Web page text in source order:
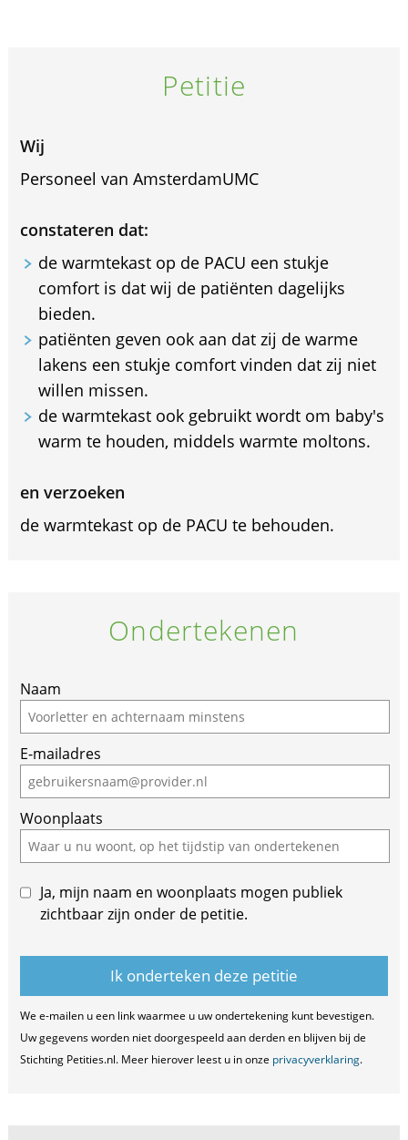
Petitie
Wij
Personeel van AmsterdamUMC
constateren dat:
de warmtekast op de PACU een stukje
comfort is dat wij de patiënten dagelijks
bieden.
patiënten geven ook aan dat zij de warme
lakens een stukje comfort vinden dat zij niet
willen missen.
de warmtekast ook gebruikt wordt om baby's
warm te houden, middels warmte moltons.
en verzoeken
de warmtekast op de PACU te behouden.
Ondertekenen
If
you
are
a
human,
ignore
this
field
Naam
E-mailadres
Woonplaats
Ja, mijn naam en woonplaats mogen publiek
zichtbaar zijn onder de petitie.
We e-mailen u een link waarmee u uw ondertekening kunt bevestigen.
Uw gegevens worden niet doorgespeeld aan derden en blijven bij de
Stichting Petities.nl. Meer hierover leest u in onze privacyverklaring.